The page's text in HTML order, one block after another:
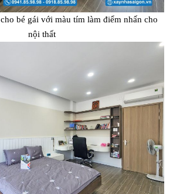
bé gái với màu tím làm điểm nhấn cho
nội thất